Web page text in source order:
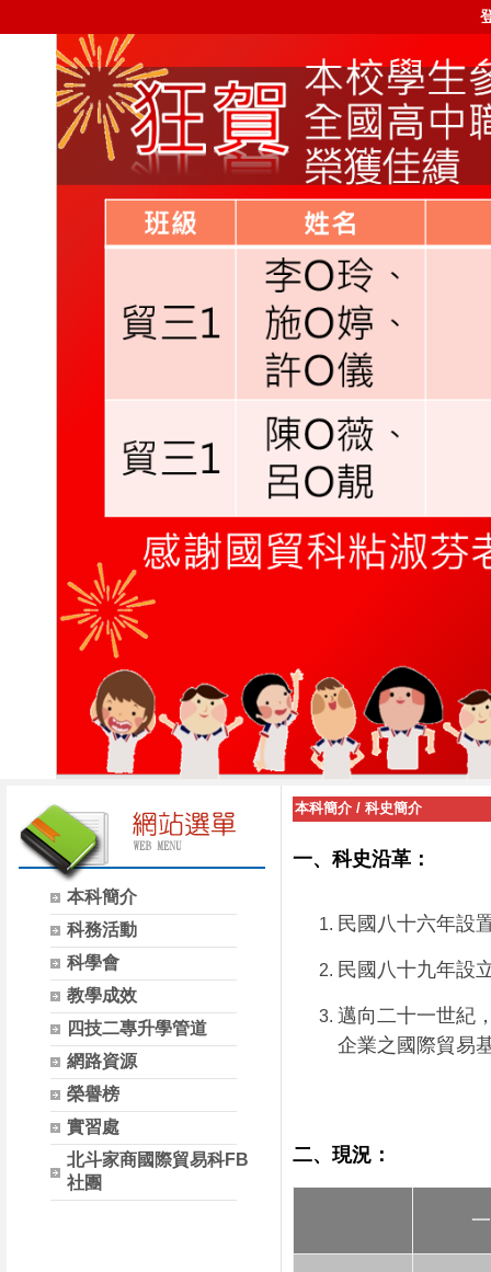
本科簡介
科務活動
科學會
教學成效
四技二專升學管道
網路資源
榮譽榜
實習處
北斗家商國際貿易科FB
社團
本科簡介 / 科史簡介
一、科史沿革：
民國八十六年設
民國八十九年設
邁向二十一世紀
企業之國際貿易
二、現況：